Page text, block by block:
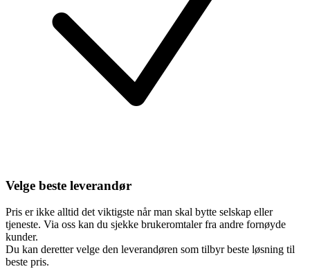
Velge beste leverandør
Pris er ikke alltid det viktigste når man skal bytte selskap eller
tjeneste. Via oss kan du sjekke brukeromtaler fra andre fornøyde
kunder.
Du kan deretter velge den leverandøren som tilbyr beste løsning til
beste pris.